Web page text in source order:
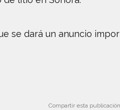
se dará un anuncio
Compartir esta